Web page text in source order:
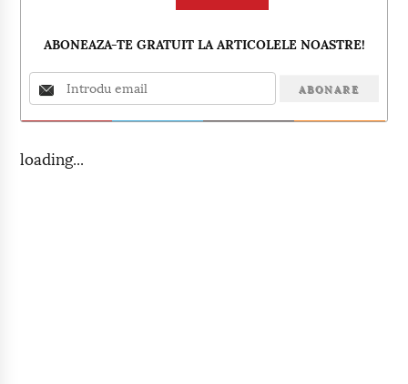
ABONEAZA-TE GRATUIT LA ARTICOLELE NOASTRE!
loading...